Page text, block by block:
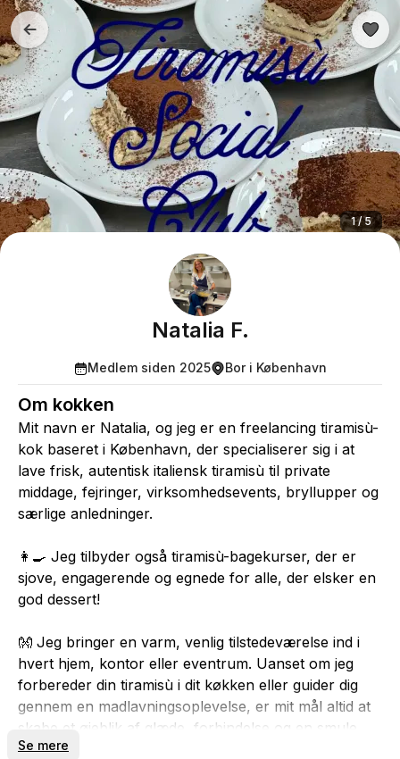
1 / 5
Natalia F.
Medlem siden 2025 Bor i København
Om kokken
Mit navn er Natalia, og jeg er en freelancing tiramisù-
kok baseret i København, der specialiserer sig i at
lave frisk, autentisk italiensk tiramisù til private
middage, fejringer, virksomhedsevents, bryllupper og
særlige anledninger.
👩‍🍳 Jeg tilbyder også tiramisù-bagekurser, der er
sjove, engagerende og egnede for alle, der elsker en
god dessert!
👐 Jeg bringer en varm, venlig tilstedeværelse ind i
hvert hjem, kontor eller eventrum. Uanset om jeg
forbereder din tiramisù i dit køkken eller guider dig
gennem en madlavningsoplevelse, er mit mål altid at
skabe et øjeblik af glæde, forbindelse og en smule
italiensk magi.
Se mere